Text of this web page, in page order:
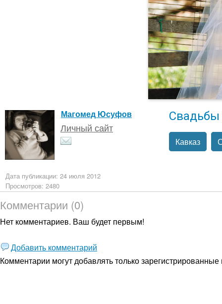
Магомед Юсуфов
Личный сайт
Свадьбы
Кавказ
Дата публикации: 24 июля 2012
Просмотров: 2480
Комментарии (0)
Нет комментариев. Ваш будет первым!
Добавить комментарий
Комментарии могут добавлять толькозарегистрированные